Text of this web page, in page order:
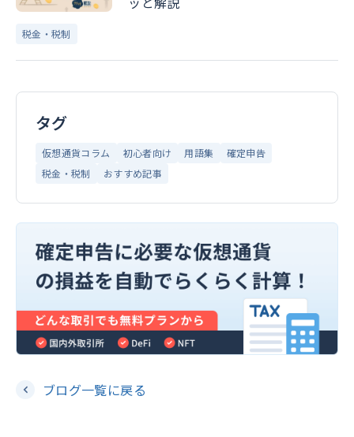
税金・税制
タグ
仮想通貨コラム 初心者向け 用語集
確定申告
税金・税制
おすすめ記事
ブログ一覧に戻る